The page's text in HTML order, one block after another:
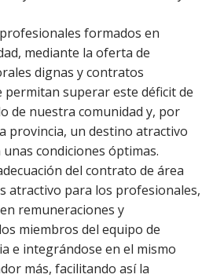
formados en
mediante la oferta de
dignas y contratos
permitan superar este déficit de
de nuestra comunidad y, por
provincia, un destino atractivo
condiciones óptimas.
del contrato de área
atractivo para los profesionales,
remuneraciones y
miembros del equipo de
e integrándose en el mismo
más, facilitando así la